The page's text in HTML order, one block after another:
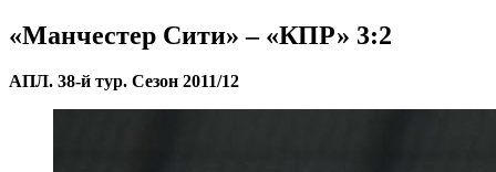
«Манчестер Сити» – «КПР» 3:2
АПЛ. 38-й тур. Сезон 2011/12